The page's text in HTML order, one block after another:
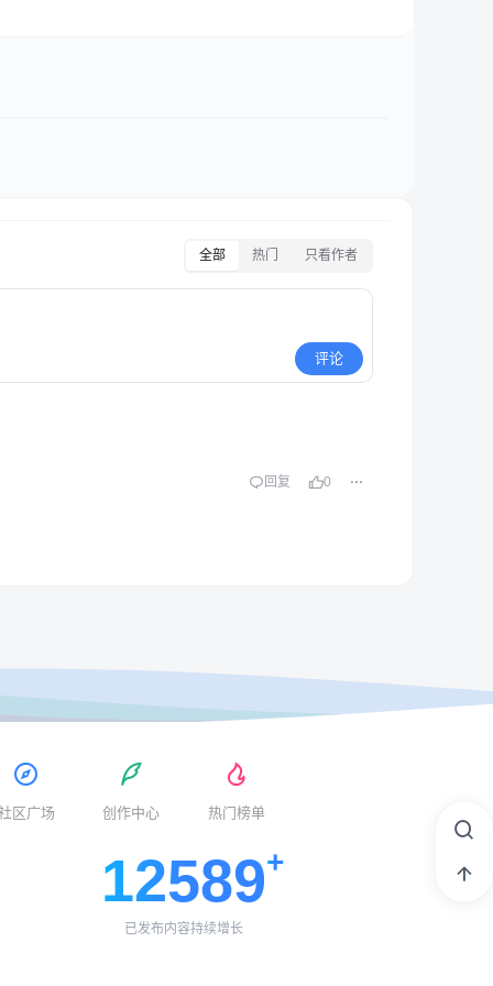
全部 热门 只看作者
评论
回复 0
区广场 创作中心 热门榜单
12589
已发布内容持续增长